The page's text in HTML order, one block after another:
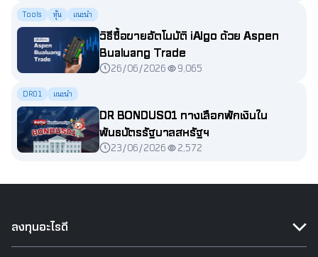
Tools หุ้น แนะนำ
วิธีซื้อขายอัตโนมัติ iAlgo ด้วย Aspen
Bualuang Trade
26/06/2026 9,065
DR01 แนะนำ
DR BONDUS01 ทางเลือกพักเงินใน
พันธบัตรรัฐบาลสหรัฐฯ
23/06/2026 2,572
ลงทุนอะไรดี